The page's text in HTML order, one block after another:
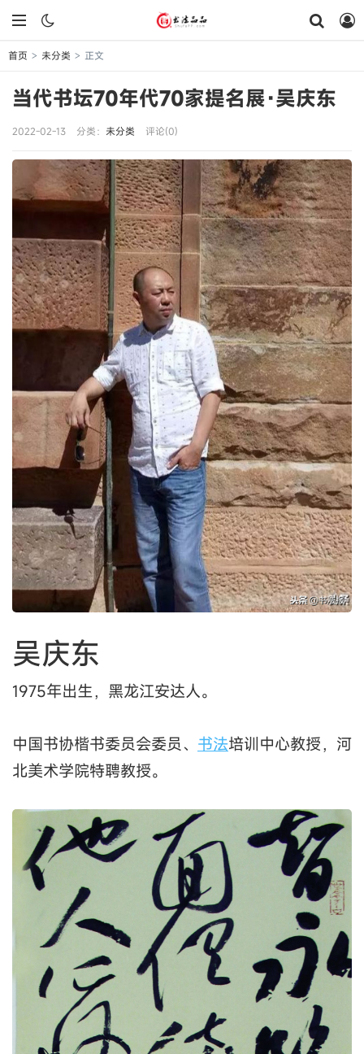
首页 > 未分类 > 正文
当代书坛70年代70家提名展·吴庆东
2022-02-13 分类： 未分类 评论(0)
吴庆东
1975年出生，黑龙江安达人。
中国书协楷书委员会委员、 书法培训中心教授，河
北美术学院特聘教授。